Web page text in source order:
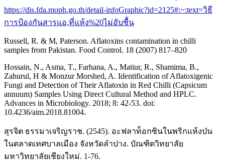
https://dis.fda.moph.go.th/detail-infoGraphic?id=2125#:~:text=วิธี
การป้องกันสารแอ,ที่แห้ง%20ไม่อับชื้น
Russell, R. & M, Paterson. Aflatoxins contamination in chilli
samples from Pakistan. Food Control. 18 (2007) 817–820
Hossain, N., Asma, T., Farhana, A., Matiur, R., Shamima, B.,
Zahurul, H & Monzur Morshed, A. Identification of Aflatoxigenic
Fungi and Detection of Their Aflatoxin in Red Chilli (Capsicum
annuum) Samples Using Direct Cultural Method and HPLC.
Advances in Microbiology. 2018; 8: 42-53. doi:
10.4236/aim.2018.81004.
สุรจิต ธรรมาเจริญราช. (2545). อะฟลาท็อกซินในพริกแห้งป่น
ในตลาดเทศบาลเมือง จังหวัดลำปาง. บัณฑิตวิทยาลัย
มหาวิทยาลัยเชียงใหม่. 1-76.